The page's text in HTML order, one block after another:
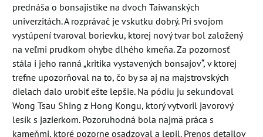
prednáša o bonsajistike na dvoch Taiwanských
univerzitách. A rozprávač je vskutku dobrý. Pri svojom
vystúpení tvaroval borievku, ktorej nový tvar bol založený
na veľmi prudkom ohybe dlhého kmeňa. Za pozornosť
stála i jeho ranná „kritika vystavených bonsajov“, v ktorej
trefne upozorňoval na to, čo by sa aj na majstrovských
dielach dalo urobiť ešte lepšie. Na pódiu ju sekundoval
Wong Tsau Shing z Hong Kongu, ktorý vytvoril javorový
lesík s jazierkom. Pozoruhodná bola najmä práca s
kameňmi, ktoré pozorne osadzoval a lepil. Prenos detailov